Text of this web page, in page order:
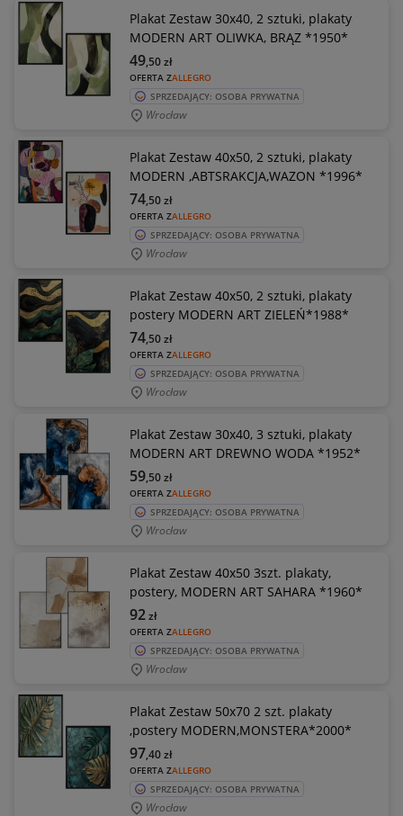
Plakat Zestaw 30x40, 2 sztuki, plakaty
MODERN ART OLIWKA, BRĄZ *1950*
OFERTA ZALLEGRO
49,50zł
SPRZEDAJĄCY: OSOBA PRYWATNA
Wrocław
Plakat Zestaw 40x50, 2 sztuki, plakaty
MODERN ,ABTSRAKCJA,WAZON *1996*
OFERTA ZALLEGRO
74,50zł
SPRZEDAJĄCY: OSOBA PRYWATNA
Wrocław
Plakat Zestaw 40x50, 2 sztuki, plakaty
postery MODERN ART ZIELEŃ*1988*
OFERTA ZALLEGRO
74,50zł
SPRZEDAJĄCY: OSOBA PRYWATNA
Wrocław
Plakat Zestaw 30x40, 3 sztuki, plakaty
MODERN ART DREWNO WODA *1952*
OFERTA ZALLEGRO
59,50zł
SPRZEDAJĄCY: OSOBA PRYWATNA
Wrocław
Plakat Zestaw 40x50 3szt. plakaty,
postery, MODERN ART SAHARA *1960*
OFERTA ZALLEGRO
92zł
SPRZEDAJĄCY: OSOBA PRYWATNA
Wrocław
Plakat Zestaw 50x70 2 szt. plakaty
,postery MODERN,MONSTERA*2000*
OFERTA ZALLEGRO
97,40zł
SPRZEDAJĄCY: OSOBA PRYWATNA
Wrocław